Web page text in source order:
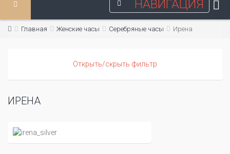
НАВИГАЦИЯ
Главная Женские часы Серебряные часы Ирена
Открыть/скрыть фильтр
ИРЕНА